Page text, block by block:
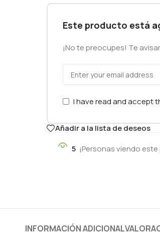
Este producto está
¡No te preocupes! Te
I have read and accept
Añadir a la lista de deseos
5 ¡Personas viendo
INFORMACIÓN ADICIONAL